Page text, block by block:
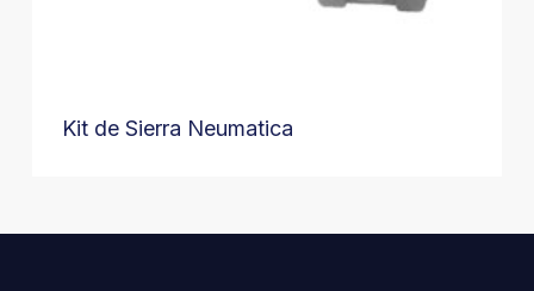
Kit de Sierra Neumatica